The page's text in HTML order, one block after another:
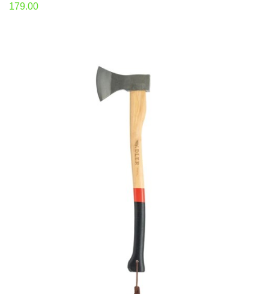
179.00